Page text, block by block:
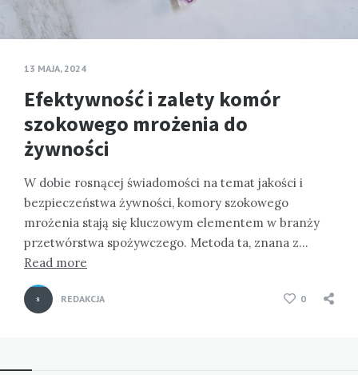
13 MAJA, 2024
Efektywność i zalety komór
szokowego mrożenia do
żywności
W dobie rosnącej świadomości na temat jakości i
bezpieczeństwa żywności, komory szokowego
mrożenia stają się kluczowym elementem w branży
przetwórstwa spożywczego. Metoda ta, znana z…
Read more
REDAKCJA 0